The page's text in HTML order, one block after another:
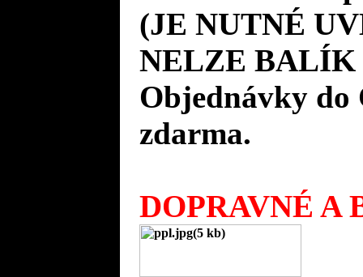
(JE NUTNÉ
NELZE BALÍK
Objednávky do
zdarma.
DOPRAVNÉ A